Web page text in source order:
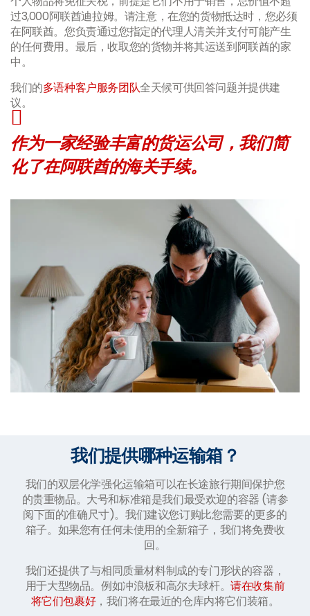
过3,000阿联酋迪拉姆。请注意，在您的货物抵达时，您必须
在阿联酋。您负责通过您指定的代理人清关并支付可能产生
的任何费用。最后，收取您的货物并将其运送到阿联酋的家
中。
我们的多语种客户服务团队全天候可供回答问题并提供建
议。
作为一家经验丰富的货运公司，我们简
化了在阿联酋的海关手续。
我们提供哪种运输箱？
我们的双层化学强化运输箱可以在长途旅行期间保护您
的贵重物品。大号和标准箱是我们最受欢迎的容器 (请参
阅下面的准确尺寸)。我们建议您订购比您需要的更多的
箱子。如果您有任何未使用的全新箱子，我们将免费收
回。
我们还提供了与相同质量材料制成的专门形状的容器，
用于大型物品。例如冲浪板和高尔夫球杆。请在收集前
将它们包裹好，我们将在最近的仓库内将它们装箱。